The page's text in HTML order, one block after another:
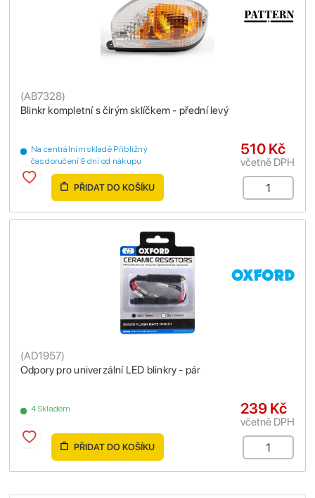
Blinkr kompletní s čirým sklíčkem - přední levý
(AB7328)
Na centrálním skladě Přibližný
čas doručení 9 dní od nákupu
510 Kč
včetně DPH
PŘIDAT DO KOŠÍKU
Odpory pro univerzální LED blinkry - pár
(AD1957)
4 Skladem 239 Kč
včetně DPH
PŘIDAT DO KOŠÍKU